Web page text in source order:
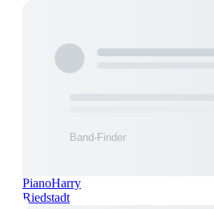
PianoHarry
Riedstadt